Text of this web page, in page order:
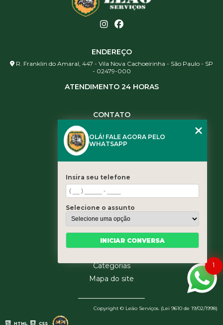
ENDEREÇO
R. Franklin do Amaral, 447 - Vila Nova Cachoeirinha - São Paulo - SP
- 02479-000
ATENDIMENTO 24 HORAS
CONTATO
(11) 3461-5871
contato@leaoservicos.com.br
Home
Quem somos
Serviços
Blog
Categorias
Mapa do site
Copyright © Leão Serviços. (Lei 9610 de 19/02/1998)
HTML CSS
1
OLÁ! FALE AGORA PELO
WHATSAPP
Insira seu telefone
Selecione o assunto
INICIAR CONVERSA